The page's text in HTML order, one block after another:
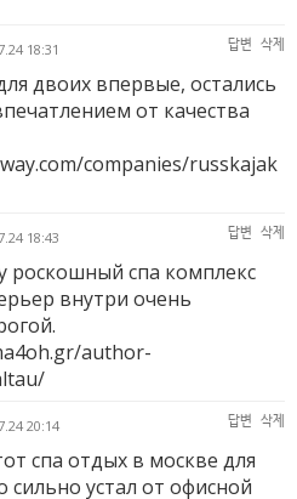
18:31 답변 삭제
двоих впервые, остались
от качества
companies/russkajak
18:43 답변 삭제
роскошный спа комплекс
внутри очень
author-
20:14 답변 삭제
спа отдых в москве для
сильно устал от офисной